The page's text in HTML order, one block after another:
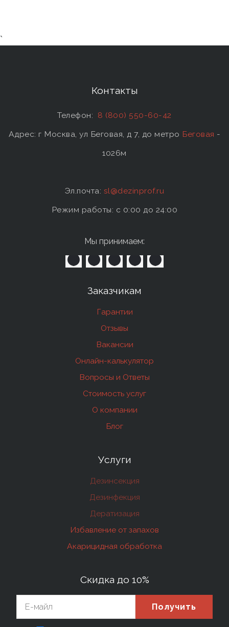
`
Контакты
Телефон: 8 (800) 550-60-42
Адрес: г Москва, ул Беговая, д 7, до метро Беговая -
1026м
Эл.почта: sl@dezinprof.ru
Режим работы: c 0:00 до 24:00
Мы принимаем:
Заказчикам
Гарантии
Отзывы
Вакансии
Онлайн-калькулятор
Вопросы и Ответы
Стоимость услуг
О компании
Блог
Услуги
Дезинсекция
Дезинфекция
Дератизация
Избавление от запахов
Акарицидная обработка
Скидка до 10%
Получить